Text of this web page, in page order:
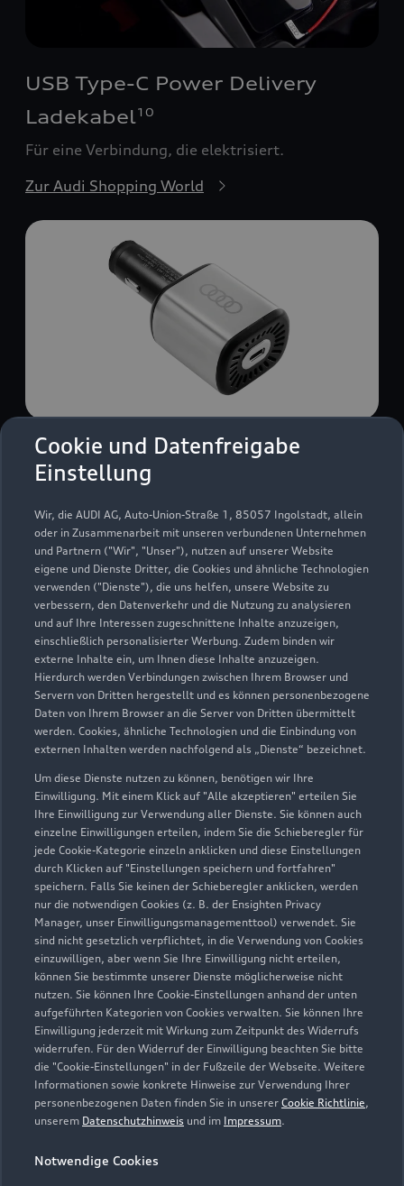
Cookie und Datenfreigabe
Einstellung
Wir, die AUDI AG, Auto-Union-Straße 1, 85057 Ingolstadt, allein
oder in Zusammenarbeit mit unseren verbundenen Unternehmen
und Partnern ("Wir", "Unser"), nutzen auf unserer Website
eigene und Dienste Dritter, die Cookies und ähnliche Technologien
verwenden ("Dienste"), die uns helfen, unsere Website zu
verbessern, den Datenverkehr und die Nutzung zu analysieren
und auf Ihre Interessen zugeschnittene Inhalte anzuzeigen,
einschließlich personalisierter Werbung. Zudem binden wir
externe Inhalte ein, um Ihnen diese Inhalte anzuzeigen.
Hierdurch werden Verbindungen zwischen Ihrem Browser und
Servern von Dritten hergestellt und es können personenbezogene
Daten von Ihrem Browser an die Server von Dritten übermittelt
werden. Cookies, ähnliche Technologien und die Einbindung von
externen Inhalten werden nachfolgend als „Dienste“ bezeichnet.
Um diese Dienste nutzen zu können, benötigen wir Ihre
Einwilligung. Mit einem Klick auf "Alle akzeptieren" erteilen Sie
Ihre Einwilligung zur Verwendung aller Dienste. Sie können auch
einzelne Einwilligungen erteilen, indem Sie die Schieberegler für
jede Cookie-Kategorie einzeln anklicken und diese Einstellungen
durch Klicken auf "Einstellungen speichern und fortfahren"
speichern. Falls Sie keinen der Schieberegler anklicken, werden
nur die notwendigen Cookies (z. B. der Ensighten Privacy
Manager, unser Einwilligungsmanagementtool) verwendet. Sie
sind nicht gesetzlich verpflichtet, in die Verwendung von Cookies
einzuwilligen, aber wenn Sie Ihre Einwilligung nicht erteilen,
können Sie bestimmte unserer Dienste möglicherweise nicht
nutzen. Sie können Ihre Cookie-Einstellungen anhand der unten
aufgeführten Kategorien von Cookies verwalten. Sie können Ihre
Einwilligung jederzeit mit Wirkung zum Zeitpunkt des Widerrufs
widerrufen. Für den Widerruf der Einwilligung beachten Sie bitte
die "Cookie-Einstellungen" in der Fußzeile der Webseite. Weitere
Informationen sowie konkrete Hinweise zur Verwendung Ihrer
personenbezogenen Daten finden Sie in unserer Cookie Richtlinie,
unserem Datenschutzhinweis und im Impressum.
Notwendige Cookies
USB Type-C Power Delivery
Ladekabel10
Für eine Verbindung, die elektrisiert.
Zur Audi Shopping World
USB Power-Ladegerät
USB Power-Ladegerät für schnelles und
komfortables Laden von Mobiltelefonen, Tablets
oder Laptops.
Zur Audi Shopping World
Audi Pflegemitteltasche
Sommer
Damit Ihr Audi auch im Sommer glänzt: die
passende Pflege in einer Tasche.
Zur Audi Shopping World